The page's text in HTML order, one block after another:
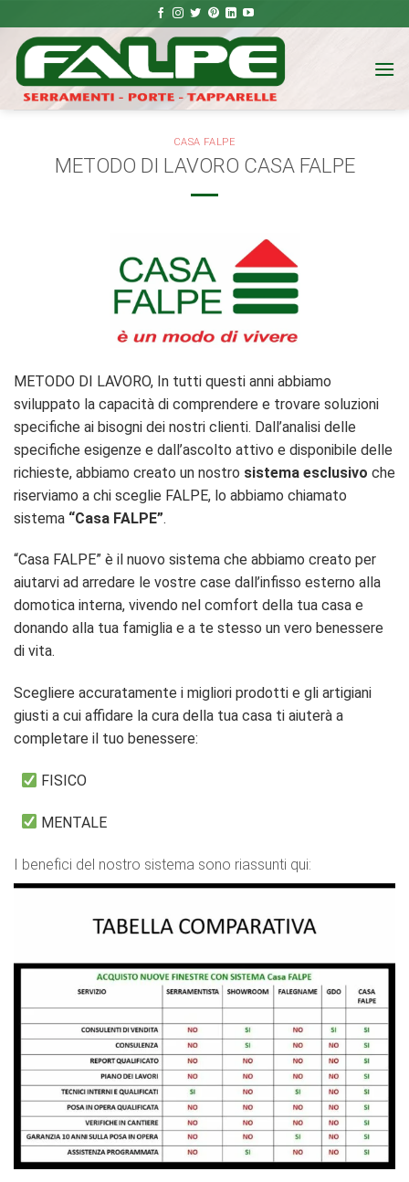
ai
contenuti
CASA FALPE
METODO DI LAVORO CASA FALPE
METODO DI LAVORO, In tutti questi anni abbiamo
sviluppato la capacità di comprendere e trovare soluzioni
specifiche ai bisogni dei nostri clienti. Dall’analisi delle
specifiche esigenze e dall’ascolto attivo e disponibile delle
richieste, abbiamo creato un nostro sistema esclusivo che
riserviamo a chi sceglie FALPE, lo abbiamo chiamato
sistema “Casa FALPE”.
“Casa FALPE” è il nuovo sistema che abbiamo creato per
aiutarvi ad arredare le vostre case dall’infisso esterno alla
domotica interna, vivendo nel comfort della tua casa e
donando alla tua famiglia e a te stesso un vero benessere
di vita.
Scegliere accuratamente i migliori prodotti e gli artigiani
giusti a cui affidare la cura della tua casa ti aiuterà a
completare il tuo benessere:
FISICO
MENTALE
I benefici del nostro sistema sono riassunti qui: